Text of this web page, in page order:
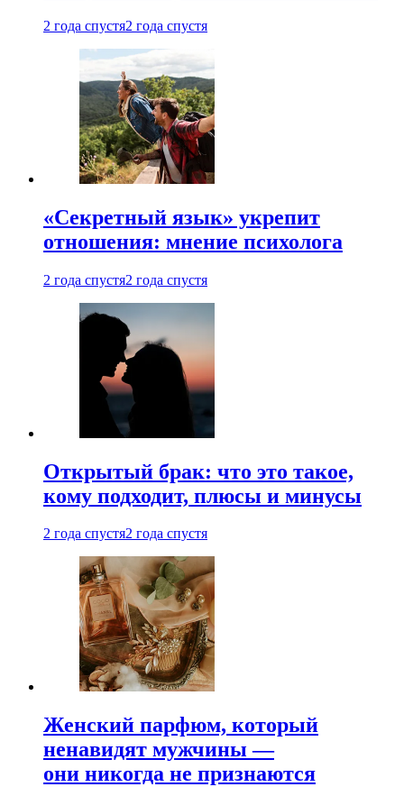
2 года спустя2 года спустя
«Секретный язык» укрепит
отношения: мнение психолога
2 года спустя2 года спустя
Открытый брак: что это такое,
кому подходит, плюсы и минусы
2 года спустя2 года спустя
Женский парфюм, который
ненавидят мужчины —
они никогда не признаются